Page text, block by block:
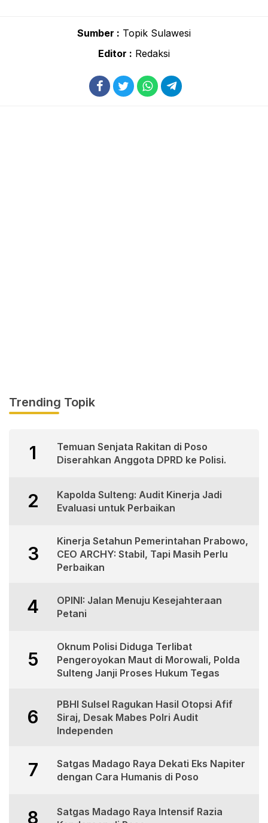
Sumber : Topik Sulawesi
Editor : Redaksi
Trending Topik
1
Temuan Senjata Rakitan di Poso
Diserahkan Anggota DPRD ke Polisi.
2
Kapolda Sulteng: Audit Kinerja Jadi
Evaluasi untuk Perbaikan
3
Kinerja Setahun Pemerintahan Prabowo,
CEO ARCHY: Stabil, Tapi Masih Perlu
Perbaikan
4
OPINI: Jalan Menuju Kesejahteraan
Petani
5
Oknum Polisi Diduga Terlibat
Pengeroyokan Maut di Morowali, Polda
Sulteng Janji Proses Hukum Tegas
6
PBHI Sulsel Ragukan Hasil Otopsi Afif
Siraj, Desak Mabes Polri Audit
Independen
7
Satgas Madago Raya Dekati Eks Napiter
dengan Cara Humanis di Poso
8
Satgas Madago Raya Intensif Razia